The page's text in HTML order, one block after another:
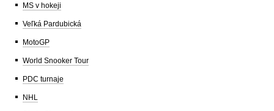
MS v hokeji
Veľká Pardubická
MotoGP
World Snooker Tour
PDC turnaje
NHL